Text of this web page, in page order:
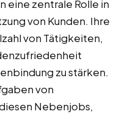
eine zentrale Rolle in
von Kunden. Ihre
von Tätigkeiten,
zu stärken.
von
Nebenjobs,